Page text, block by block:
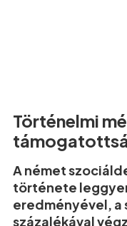
Történelmi
A német
története
eredményével, a
százalékával